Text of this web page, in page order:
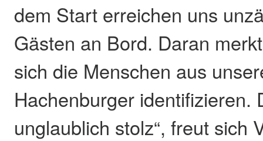
dem Start erreichen uns
Gästen an Bord. Daran
sich die Menschen aus
Hachenburger identifizieren.
unglaublich stolz“, freut sich